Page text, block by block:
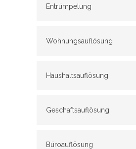
Entrümpelung
Wohnungsauflösung
Haushaltsauflösung
Geschäftsauflösung
Büroauflösung